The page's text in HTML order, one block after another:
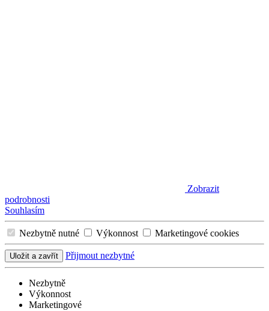
Zobrazit
podrobnosti
Souhlasím
Nezbytně nutné Výkonnost Marketingové cookies
Uložit a zavřít Přijmout nezbytné
Nezbytně
Výkonnost
Marketingové